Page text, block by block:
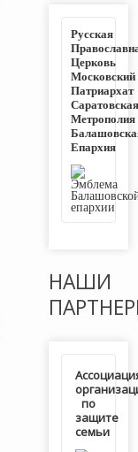
Русская
Церковь
Московский
Патриархат
Саратовская
Метрополия
Епархия
НАШИ
по
защите
семьи